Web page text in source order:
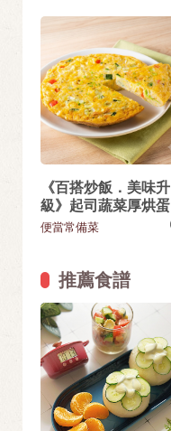
《百搭炒飯．美味升
級》起司蔬菜厚烘蛋
便當常備菜
推薦食譜